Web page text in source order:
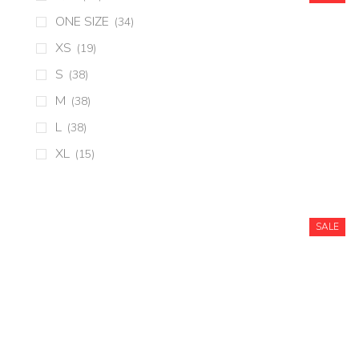
SALE
ONE SIZE (34)
XS (19)
S (38)
M (38)
L (38)
XL (15)